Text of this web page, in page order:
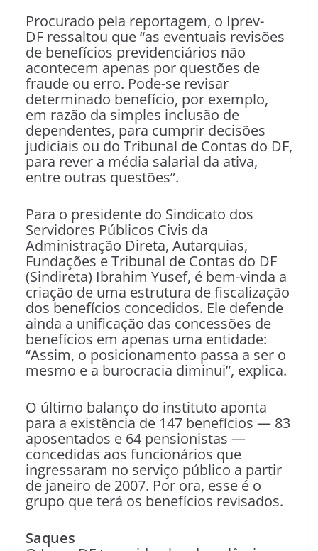
Procurado pela reportagem, o Iprev-
DF ressaltou que “as eventuais revisões
de benefícios previdenciários não
acontecem apenas por questões de
fraude ou erro. Pode-se revisar
determinado benefício, por exemplo,
em razão da simples inclusão de
dependentes, para cumprir decisões
judiciais ou do Tribunal de Contas do DF,
para rever a média salarial da ativa,
entre outras questões”.
Para o presidente do Sindicato dos
Servidores Públicos Civis da
Administração Direta, Autarquias,
Fundações e Tribunal de Contas do DF
(Sindireta) Ibrahim Yusef, é bem-vinda a
criação de uma estrutura de fiscalização
dos benefícios concedidos. Ele defende
ainda a unificação das concessões de
benefícios em apenas uma entidade:
“Assim, o posicionamento passa a ser o
mesmo e a burocracia diminui”, explica.
O último balanço do instituto aponta
para a existência de 147 benefícios — 83
aposentados e 64 pensionistas —
concedidas aos funcionários que
ingressaram no serviço público a partir
de janeiro de 2007. Por ora, esse é o
grupo que terá os benefícios revisados.
Saques